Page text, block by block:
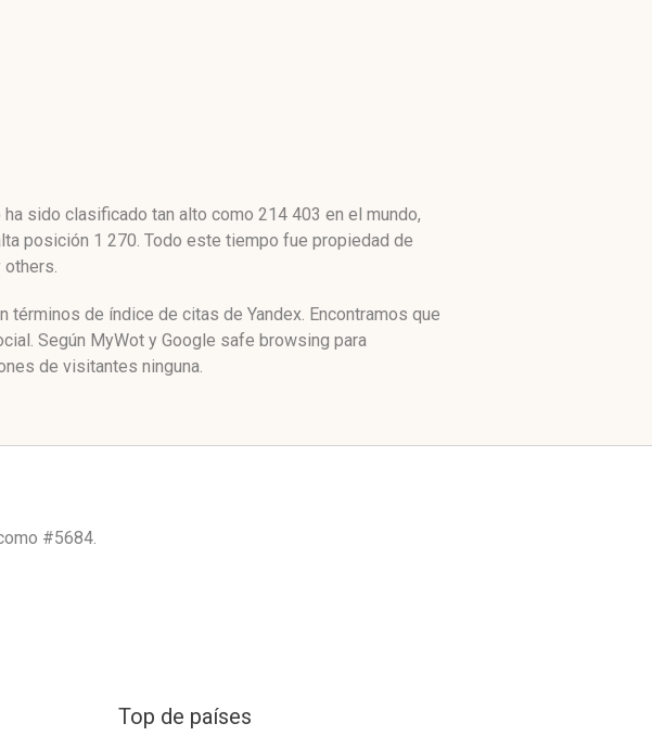
sido clasificado tan alto como 214 403 en el mundo,
posición 1 270. Todo este tiempo fue propiedad de
others.
de índice de citas de Yandex. Encontramos que
Según MyWot y Google safe browsing para
de visitantes ninguna.
#5684.
Top de países